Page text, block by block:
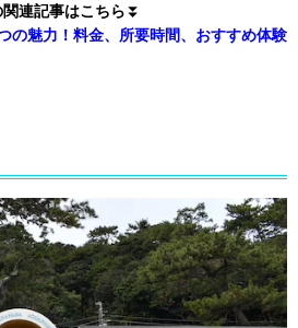
連記事はこちら⏬
の魅力！料金、所要時間、おすすめ体験